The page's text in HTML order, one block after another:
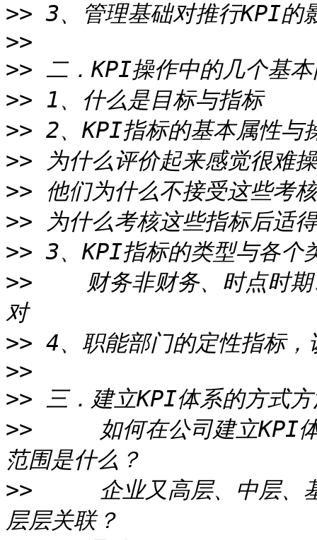
>>
>>
>>
>>
>>
>>
>>
>>
>>
>>
财务非财务、时点时
>>
>>
>>
>>
如何在公司建立KPI
>>
企业又高层、中层、